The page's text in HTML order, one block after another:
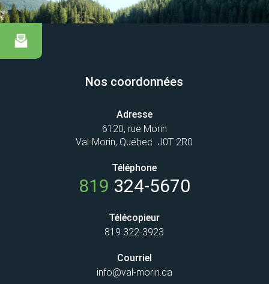
Nos coordonnées
Adresse
6120, rue Morin
Val-Morin, Québec J0T 2R0
Téléphone
819 324-5670
Télécopieur
819 322-3923
Courriel
info@val-morin.ca